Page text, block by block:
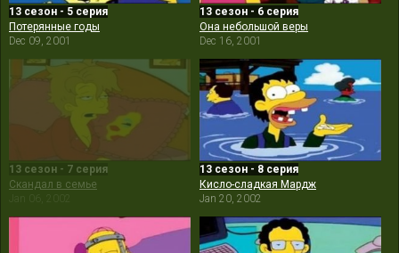
13 сезон - 5 серия
Потерянные годы
Dec 09, 2001
13 сезон - 6 серия
Она небольшой веры
Dec 16, 2001
13 сезон - 7 серия
Скандал в семье
Jan 06, 2002
13 сезон - 8 серия
Кисло-сладкая Мардж
Jan 20, 2002